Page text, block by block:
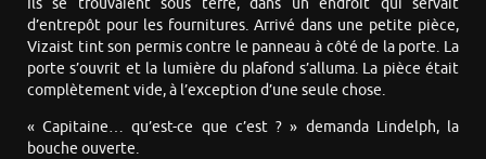
Ils se trouvaient sous terre, dans un endroit qui servait
d’entrepôt pour les fournitures. Arrivé dans une petite pièce,
Vizaist tint son permis contre le panneau à côté de la porte. La
porte s’ouvrit et la lumière du plafond s’alluma. La pièce était
complètement vide, à l’exception d’une seule chose.
« Capitaine… qu’est-ce que c’est ? » demanda Lindelph, la
bouche ouverte.